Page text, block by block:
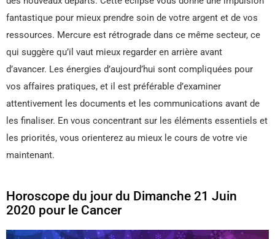
fantastique pour mieux prendre soin de votre argent et de vos
ressources. Mercure est rétrograde dans ce même secteur, ce
qui suggère qu’il vaut mieux regarder en arrière avant
d’avancer. Les énergies d’aujourd’hui sont compliquées pour
vos affaires pratiques, et il est préférable d’examiner
attentivement les documents et les communications avant de
les finaliser. En vous concentrant sur les éléments essentiels et
les priorités, vous orienterez au mieux le cours de votre vie
maintenant.
Horoscope du jour du Dimanche 21 Juin
2020 pour le Cancer